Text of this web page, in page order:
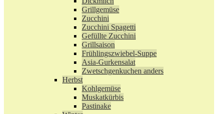
Grillgemüse
Zucchini
Zucchini Spagetti
Gefüllte Zucchini
Grillsaison
Frühlingszwiebel-Suppe
Asia-Gurkensalat
Zwetschgenkuchen anders
Herbst
Kohlgemüse
Muskatkürbis
Pastinake